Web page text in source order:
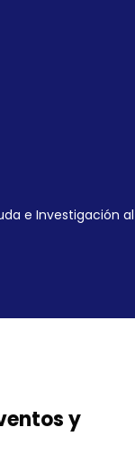
e Investigación al
y